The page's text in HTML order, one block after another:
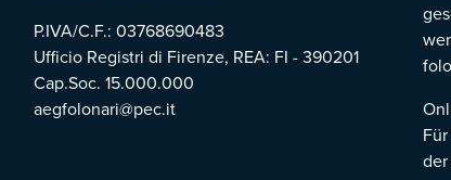
P.IVA/C.F.: 03768690483
Ufficio Registri di Firenze, REA: FI - 390201
Cap.Soc. 15.000.000
aegfolonari@pec.it